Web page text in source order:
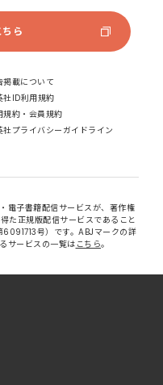
ら
掲載について
社ID利用規約
規約・会員規約
社プライバシーガイドライン
電子書籍配信サービスが、著作権
た正規版配信サービスであること
号）です。ABJマークの詳
サービスの一覧は こちら。